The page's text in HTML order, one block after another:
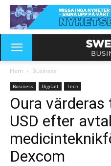
Hem Business
Business Digitalt Tech
Oura
USD efter
Dexcom